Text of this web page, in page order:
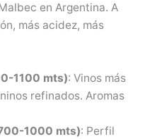
en Argentina. A
más acidez, más
1100 mts): Vinos más
refinados. Aromas
1000 mts): Perfil